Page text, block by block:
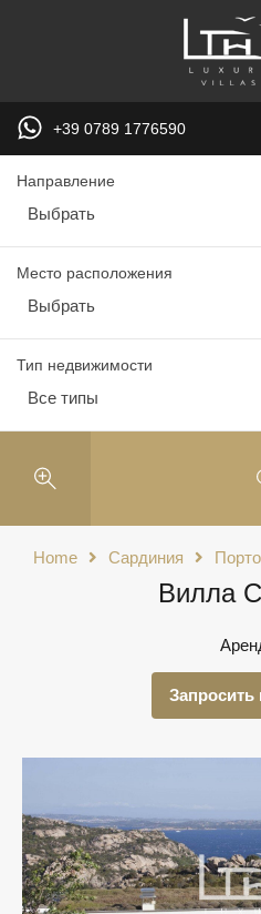
+39 0789 1776590
Направление
Выбрать
Место расположения
Выбрать
Тип недвижимости
Все типы
Home Сардиния
Вилла
Запросить